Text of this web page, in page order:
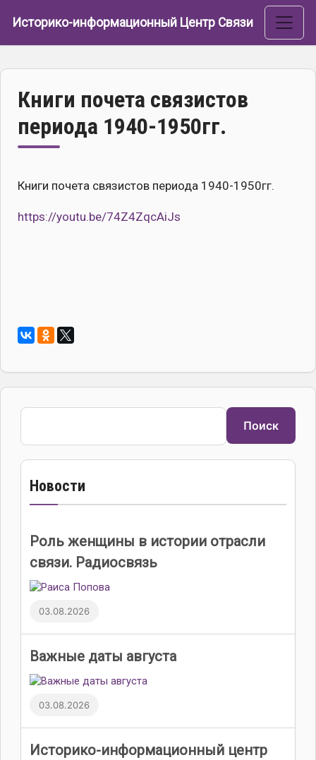
Историко-информационный Центр Связи
Книги почета связистов
периода 1940-1950гг.
Книги почета связистов периода 1940-1950гг.
https://youtu.be/74Z4ZqcAiJs
Поиск
Поиск
Новости
Роль женщины в истории отрасли
связи. Радиосвязь
03.08.2026
Важные даты августа
03.08.2026
Историко-информационный центр